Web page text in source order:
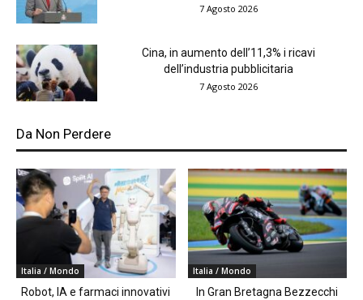
7 Agosto 2026
Cina, in aumento dell’11,3% i ricavi
dell’industria pubblicitaria
7 Agosto 2026
Da Non Perdere
Italia / Mondo
Robot, IA e farmaci innovativi
Italia / Mondo
In Gran Bretagna Bezzecchi